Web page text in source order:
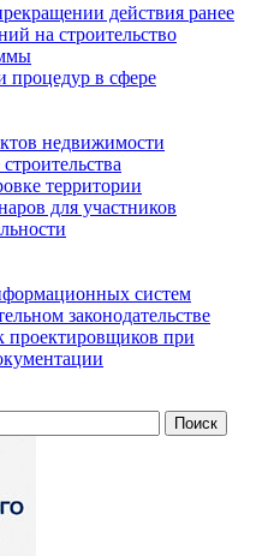
действия ранее
на строительство
в сфере
недвижимости
территории
для участников
систем
законодательстве
проектировщиков при